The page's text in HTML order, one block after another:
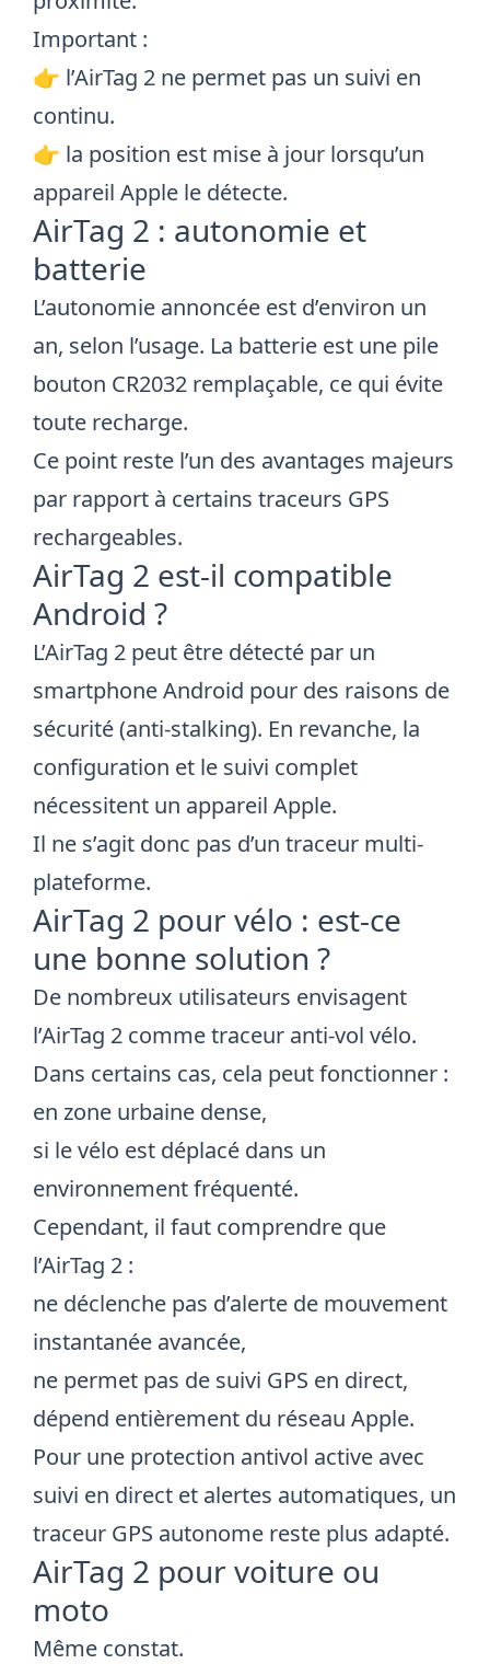
Important :
👉 l’AirTag 2 ne permet pas un suivi en
continu.
👉 la position est mise à jour lorsqu’un
appareil Apple le détecte.
AirTag 2 : autonomie et
batterie
L’autonomie annoncée est d’environ un
an, selon l’usage. La batterie est une pile
bouton CR2032 remplaçable, ce qui évite
toute recharge.
Ce point reste l’un des avantages majeurs
par rapport à certains traceurs GPS
rechargeables.
AirTag 2 est-il compatible
Android ?
L’AirTag 2 peut être détecté par un
smartphone Android pour des raisons de
sécurité (anti-stalking). En revanche, la
configuration et le suivi complet
nécessitent un appareil Apple.
Il ne s’agit donc pas d’un traceur multi-
plateforme.
AirTag 2 pour vélo : est-ce
une bonne solution ?
De nombreux utilisateurs envisagent
l’AirTag 2 commetraceur anti-vol vélo.
Dans certains cas, cela peut fonctionner :
en zone urbaine dense,
si le vélo est déplacé dans un
environnement fréquenté.
Cependant, il faut comprendre que
l’AirTag 2 :
ne déclenche pas d’alerte de mouvement
instantanée avancée,
ne permet pas de suivi GPS en direct,
dépend entièrement du réseau Apple.
Pour une protection antivol active avec
suivi en direct et alertes automatiques, un
traceur GPS autonome reste plus adapté.
AirTag 2 pour voiture ou
moto
Même constat.